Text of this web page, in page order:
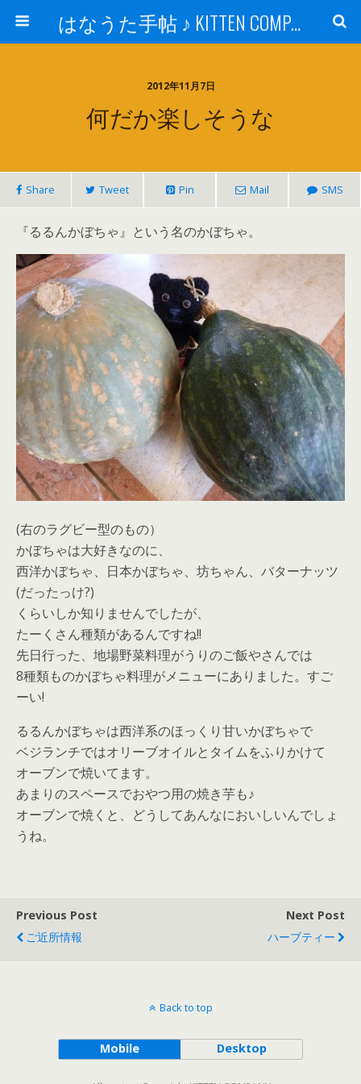
はなうた手帖 ♪ KITTEN COMPANY
2012年11月7日
何だか楽しそうな
Share Tweet Pin Mail SMS
『るるんかぼちゃ』という名のかぼちゃ。
(右のラグビー型のもの）
かぼちゃは大好きなのに、
西洋かぼちゃ、日本かぼちゃ、坊ちゃん、バターナッツ
(だったっけ?)
くらいしか知りませんでしたが、
たーくさん種類があるんですね!!
先日行った、地場野菜料理がうりのご飯やさんでは
8種類ものかぼちゃ料理がメニューにありました。すご
ーい!
るるんかぼちゃは西洋系のほっくり甘いかぼちゃで
ベジランチではオリーブオイルとタイムをふりかけて
オーブンで焼いてます。
あまりのスペースでおやつ用の焼き芋も♪
オーブンで焼くと、どうしてあんなにおいしいんでしょ
うね。
Previous Post
ご近所情報
Next Post
ハーブティー
Back to top
Mobile Desktop